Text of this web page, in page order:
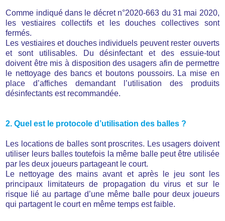
Comme indiqué dans le décret n°2020-663 du 31 mai 2020,
les vestiaires collectifs et les douches collectives sont
fermés.
Les vestiaires et douches individuels peuvent rester ouverts
et sont utilisables. Du désinfectant et des essuie-tout
doivent être mis à disposition des usagers afin de permettre
le nettoyage des bancs et boutons poussoirs. La mise en
place d’affiches demandant l’utilisation des produits
désinfectants est recommandée.
2. Quel est le protocole d’utilisation des balles ?
Les locations de balles sont proscrites. Les usagers doivent
utiliser leurs balles toutefois la même balle peut être utilisée
par les deux joueurs partageant le court.
Le nettoyage des mains avant et après le jeu sont les
principaux limitateurs de propagation du virus et sur le
risque lié au partage d’une même balle pour deux joueurs
qui partagent le court en même temps est faible.